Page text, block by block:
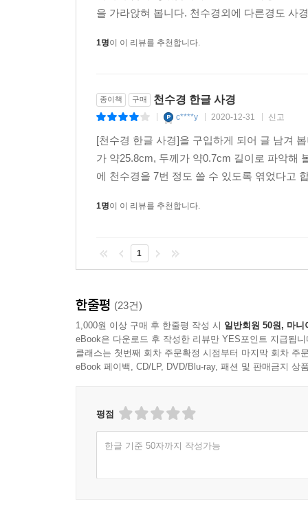
을 가라앉혀 봅니다. 천수경외에 다른경도 사
1명이 이 리뷰를 추천합니다.
종이책 구매 천수경 한글 사경
c****y 2020-12-31 신고
[천수경 한글 사경]을 구입하게 되어 글 남겨
가 약25.8cm, 두께가 약0.7cm 길이로 파악해
에 천수경을 7번 정도 쓸 수 있도록 엮었다고
1명이 이 리뷰를 추천합니다.
1
한줄평 (23건)
1,000원 이상 구매 후 한줄평 작성 시 일반회원 50원, 마니
eBook은 다운로드 후 작성한 리뷰만 YES포인트 지급됩니
클래스는 첫번째 회차 주문확정 시점부터 마지막 회차 주
eBook 페이백, CD/LP, DVD/Blu-ray, 패션 및 판매금지 상
평점
한글 기준 50자까지 작성가능